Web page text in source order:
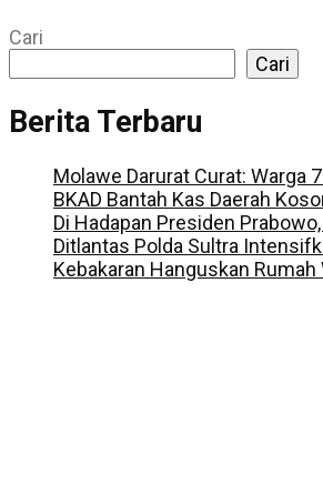
Cari
Cari
Berita Terbaru
Molawe Darurat Curat: Warga
BKAD Bantah Kas Daerah
Di Hadapan Presiden
Ditlantas Polda Sultra
Kebakaran Hanguskan